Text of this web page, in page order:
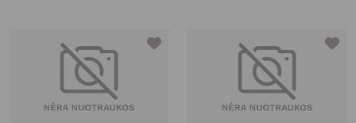
Įvertinus šį kriterijų, galima pasirinkti tokią baldo
konstrukciją, kuri būtų patogiausia. Pavyzdžiui,
miegamojo komodos įprastai turi ištraukiamus stalčius.
Jose patogu laikyti drabužius. Stilingos komodos
svetainei dažniau būna su į šonus atidaromomis
durelėmis. Talpiose lentynelėse galima susidėti knygas,